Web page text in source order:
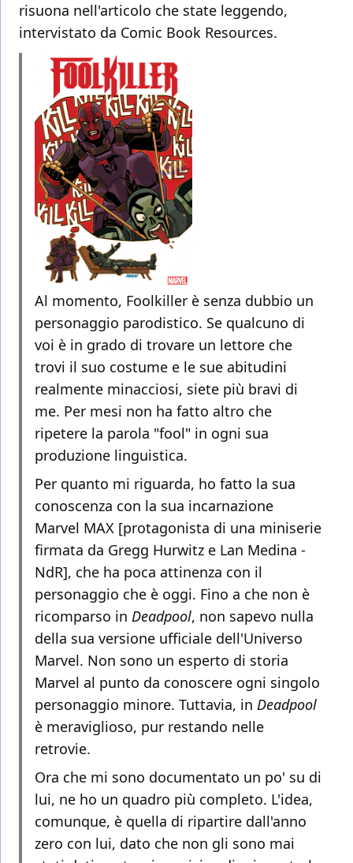
risuona nell'articolo che state leggendo,
intervistato da Comic Book Resources.
Al momento, Foolkiller è senza dubbio un
personaggio parodistico. Se qualcuno di
voi è in grado di trovare un lettore che
trovi il suo costume e le sue abitudini
realmente minacciosi, siete più bravi di
me. Per mesi non ha fatto altro che
ripetere la parola "fool" in ogni sua
produzione linguistica.
Per quanto mi riguarda, ho fatto la sua
conoscenza con la sua incarnazione
Marvel MAX [protagonista di una miniserie
firmata da Gregg Hurwitz e Lan Medina -
NdR], che ha poca attinenza con il
personaggio che è oggi. Fino a che non è
ricomparso in Deadpool, non sapevo nulla
della sua versione ufficiale dell'Universo
Marvel. Non sono un esperto di storia
Marvel al punto da conoscere ogni singolo
personaggio minore. Tuttavia, in Deadpool
è meraviglioso, pur restando nelle
retrovie.
Ora che mi sono documentato un po' su di
lui, ne ho un quadro più completo. L'idea,
comunque, è quella di ripartire dall'anno
zero con lui, dato che non gli sono mai